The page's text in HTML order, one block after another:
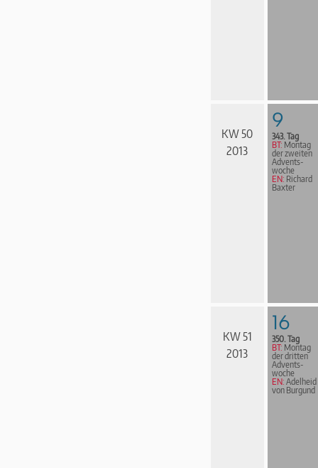
KW 50
2013
9
343. Tag
BT: Montag
der zweiten
Advents­
woche
EN: Richard
Baxter
KW 51
2013
16
350. Tag
BT: Montag
der dritten
Advents­
woche
EN: Adelheid
von Burgund